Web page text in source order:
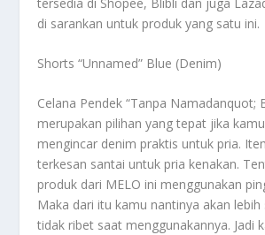
di sarankan untuk produk yang satu ini.
Shorts “Unnamed” Blue (Denim)
Celana Pendek “Tanpa Namadanquot;
merupakan pilihan yang tepat jika
mengincar denim praktis untuk pria.
terkesan santai untuk pria kenakan.
produk dari MELO ini menggunakan
Maka dari itu kamu nantinya akan
tidak ribet saat menggunakannya. Jadi